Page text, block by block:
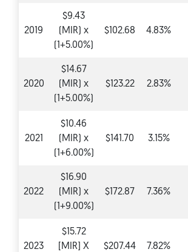
2019
$9.43
(MIR) x
(1+5.00%)
$102.68 4.83%
2020
$14.67
(MIR) x
(1+5.00%)
$123.22 2.83%
2021
$10.46
(MIR) x
(1+6.00%)
$141.70 3.15%
2022
$16.90
(MIR) x
(1+9.00%)
$172.87 7.36%
2023
$15.72
[MIR] X
$207.44 7.82%